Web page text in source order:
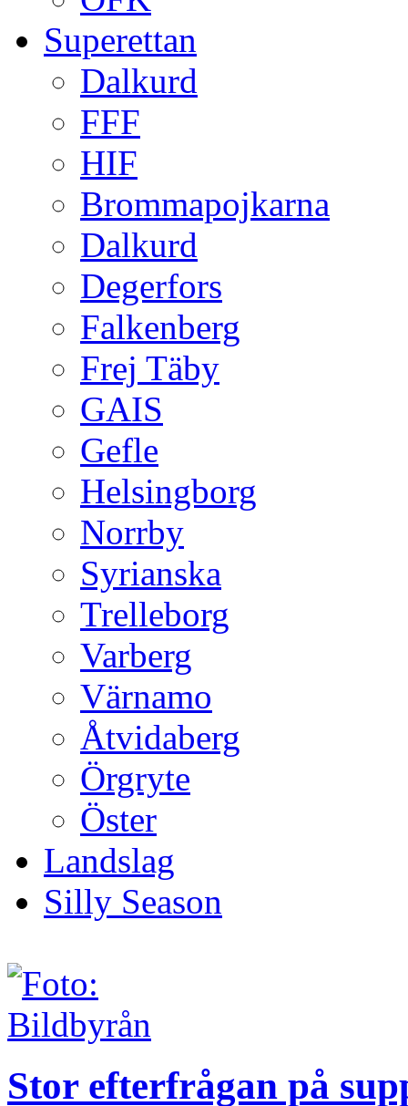
Superettan
Dalkurd
FFF
HIF
Brommapojkarna
Dalkurd
Degerfors
Falkenberg
Frej Täby
GAIS
Gefle
Helsingborg
Norrby
Syrianska
Trelleborg
Varberg
Värnamo
Åtvidaberg
Örgryte
Öster
Landslag
Silly Season
Stor efterfrågan på